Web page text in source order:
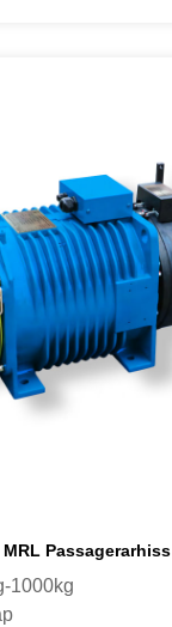
MRL Passagerarhiss
1000kg